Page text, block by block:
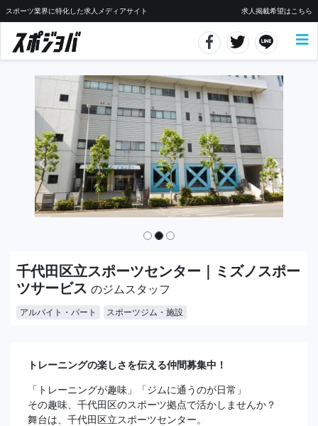
スポーツ業界に特化した求人メディアサイト 求人掲載希望はこちら
千代田区立スポーツセンター｜ミズノスポー
ツサービス のジムスタッフ
アルバイト・パート スポーツジム・施設
トレーニングの楽しさを伝える仲間募集中！
「トレーニングが趣味」「ジムに通うのが日常」
その趣味、千代田区のスポーツ拠点で活かしませんか？
舞台は、千代田区立スポーツセンター。